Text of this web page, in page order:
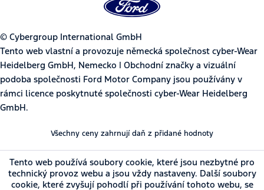
© Cybergroup International GmbH
Tento web vlastní a provozuje německá společnost cyber-Wear
Heidelberg GmbH, Nemecko | Obchodní značky a vizuální
podoba společnosti Ford Motor Company jsou používány v
rámci licence poskytnuté společnosti cyber-Wear Heidelberg
GmbH.
Všechny ceny zahrnují daň z přidané hodnoty
Tento web používá soubory cookie, které jsou nezbytné pro
technický provoz webu a jsou vždy nastaveny. Další soubory
cookie, které zvyšují pohodlí při používání tohoto webu, se